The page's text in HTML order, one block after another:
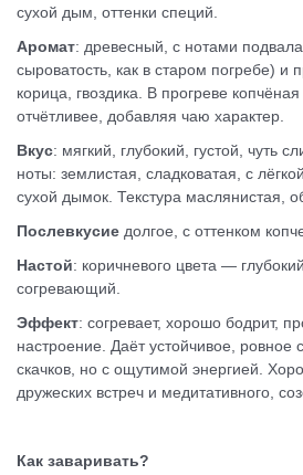
сухой дым, оттенки специй.
Аромат: древесный, с нотами
сыроватость, как в старом погребе)
корица, гвоздика. В прогреве
отчётливее, добавляя чаю характер.
Вкус: мягкий, глубокий, густой, чуть
ноты: землистая, сладковатая, с
сухой дымок. Текстура маслянистая,
Послевкусие долгое, с оттенком
Настой: коричневого цвета —
согревающий.
Эффект: согревает, хорошо бодрит,
настроение. Даёт устойчивое, ровное
скачков, но с ощутимой энергией.
дружеских встреч и медитативного,
Как заваривать?